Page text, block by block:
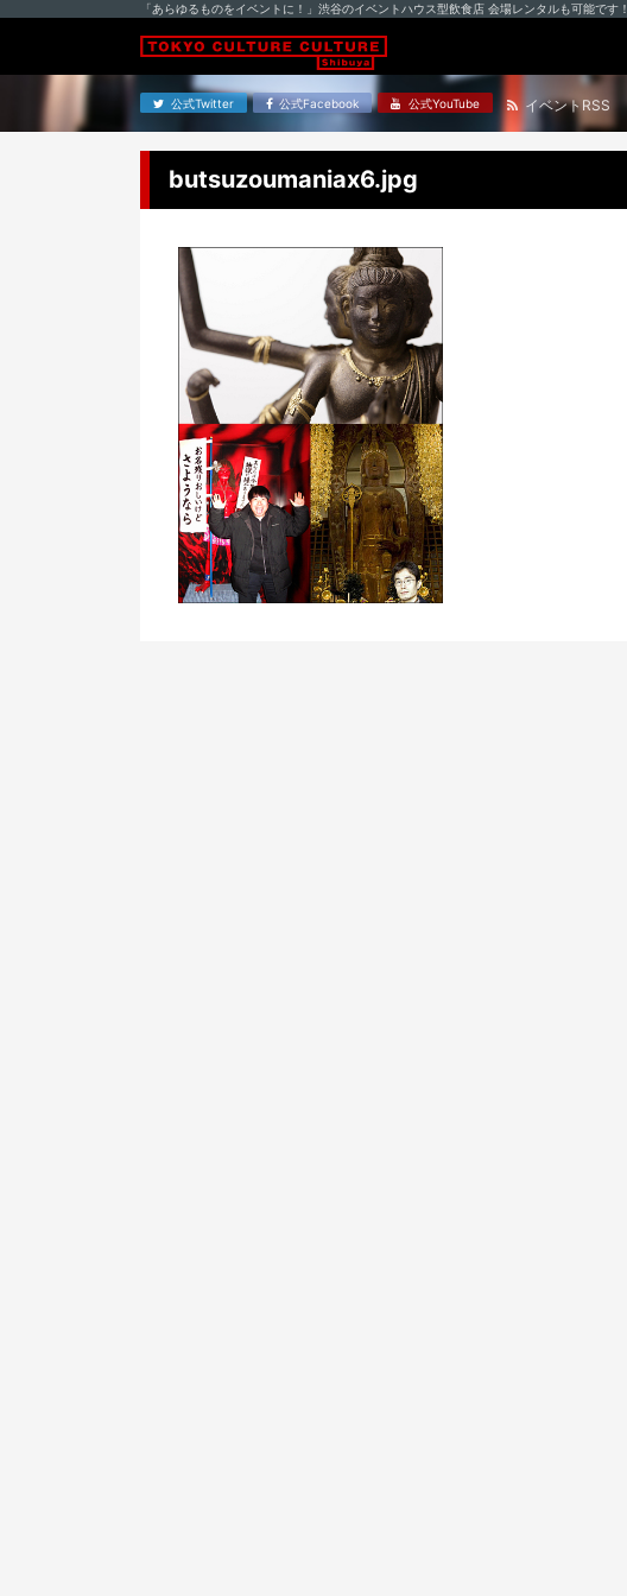
「あらゆるものをイベントに！」渋谷のイベントハウス型飲食店 会場レンタルも可能です！
公式Twitter 公式Facebook 公式YouTube イベントRSS
butsuzoumaniax6.jpg